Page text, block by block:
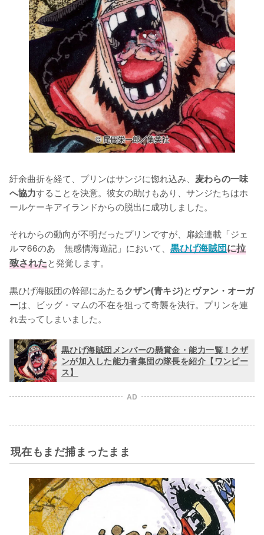
紆余曲折を経て、プリンはサンジに惚れ込み、 麦わらの一味
へ協力することを決意。彼女の助けもあり、サンジたちはホ
ールケーキアイランドからの脱出に成功しました。
それからの動向が不明だったプリンですが、扉絵連載「ジェ
ルマ66のあゝ無感情海遊記」において、 黒ひげ海賊団に拉
致されたと発覚します。
黒ひげ海賊団の幹部にあたるクザン(青キジ)とヴァン・オーガ
ーは、ビッグ・マムの不在を狙って奇襲を決行。プリンを連
れ去ってしまいました。
黒ひげ海賊団メンバーの懸賞金・能力一覧！クザ
ンが加入した能力者集団の隊長を紹介【ワンピー
ス】
AD
現在もまだ捕まったまま